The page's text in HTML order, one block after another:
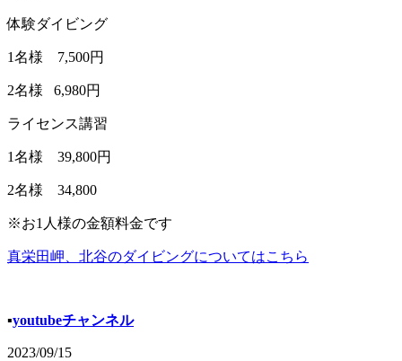
体験ダイビング
1名様 7,500円
2名様 6,980円
ライセンス講習
1名様 39,800円
2名様 34,800
※お1人様の金額料金です
真栄田岬、北谷のダイビングについてはこちら
▪️youtubeチャンネル
2023/09/15